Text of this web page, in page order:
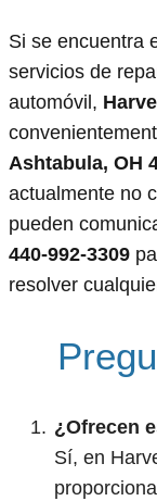
Si se encuentra
servicios de
automóvil,
Ashtabula, OH
actualmente no
pueden
440-992-3309
resolver
¿Ofrecen
Sí, en